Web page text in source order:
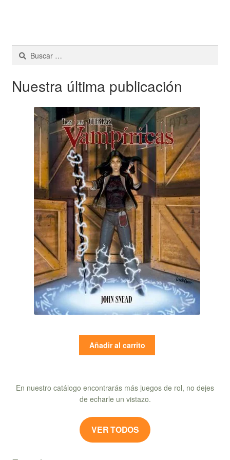
Buscar:
Nuestra última publicación
Añadir al carrito
En nuestro catálogo encontrarás más juegos de rol, no dejes
de echarle un vistazo.
VER TODOS